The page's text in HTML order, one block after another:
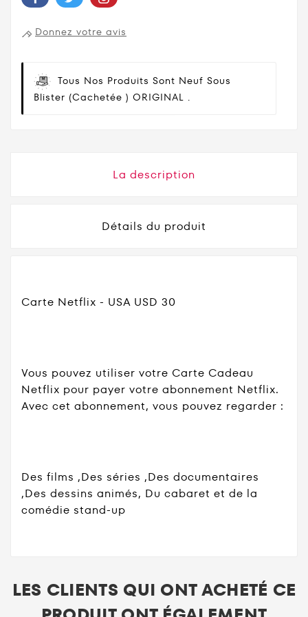
Donnez votre avis
Tous Nos Produits Sont Neuf Sous
Blister (cachetée ) ORIGINAL .
La description
Détails du produit
Carte Netflix - USA USD 30
Vous pouvez utiliser votre Carte Cadeau
Netflix pour payer votre abonnement Netflix.
Avec cet abonnement, vous pouvez regarder :
Des films ,Des séries ,Des documentaires
,Des dessins animés, Du cabaret et de la
comédie stand-up
LES CLIENTS QUI ONT ACHETÉ CE